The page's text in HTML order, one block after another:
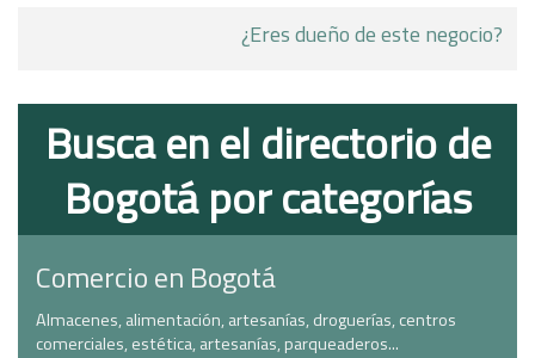
¿Eres dueño de este negocio?
Busca en el directorio de
Bogotá por categorías
Comercio en Bogotá
Almacenes, alimentación, artesanías, droguerías, centros
comerciales, estética, artesanías, parqueaderos...